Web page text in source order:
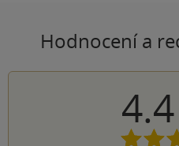
Hodnocení a
4.4